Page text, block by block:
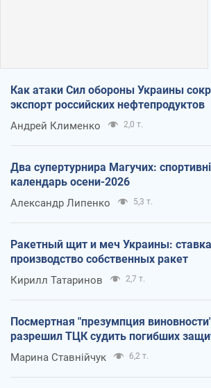
Как атаки Сил обороны Украины
экспорт российских нефтепродуктов
Андрей Клименко 2,0 т.
Два супертурнира Магучих:
календарь осени-2026
Александр Липенко 5,3 т.
Ракетный щит и меч Украины:
производство собственных ракет
Кирилл Татаринов 2,7 т.
Посмертная "презумпция
разрешил ТЦК судить погибших
Марина Ставнійчук 6,2 т.